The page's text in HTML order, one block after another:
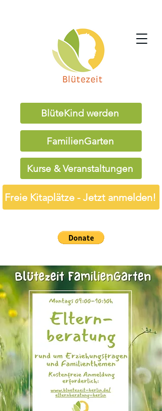
BlüteKind werden
FamilienGarten
Kurse & Veranstaltungen
Freie Kitaplätze - Jetzt anmelden!